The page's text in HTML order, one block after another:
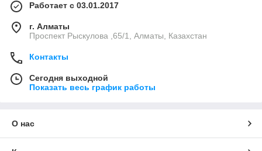
Работает с 03.01.2017
г. Алматы
Проспект Рыскулова ,65/1, Алматы, Казахстан
Контакты
Сегодня выходной
Показать весь график работы
О нас